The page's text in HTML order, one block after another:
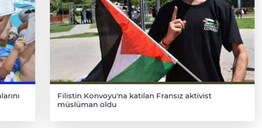
Filistin Konvoyu'na katılan Fransız aktivist
müslüman oldu